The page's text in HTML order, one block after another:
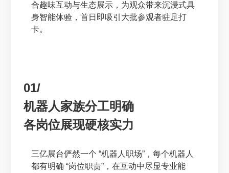
合趣味互动与生态展示，为观众带来沉浸式具
身智能体验，首日即吸引大批参观者驻足打
卡。
01/
机器人家族分工明确
各岗位展现硬核实力
三亿展台俨然一个 “机器人职场”，每个机器人
都有明确 “岗位职责”，在互动中尽显专业能